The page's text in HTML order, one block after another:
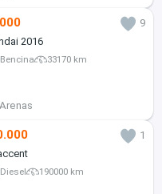
9
2016
Bencina 33170 km
1
Diesel 190000 km